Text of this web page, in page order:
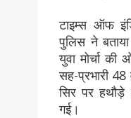
टाइम्स ऑफ
पुलिस ने
युवा मोर्चा की
सह-प्रभारी 48
सिर पर
गई।